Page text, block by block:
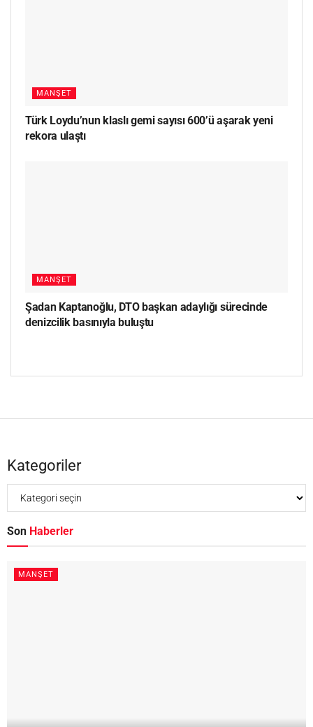
MANŞET
Türk Loydu’nun klaslı gemi sayısı 600’ü aşarak yeni
rekora ulaştı
MANŞET
Şadan Kaptanoğlu, DTO başkan adaylığı sürecinde
denizcilik basınıyla buluştu
Kategoriler
Son Haberler
MANŞET